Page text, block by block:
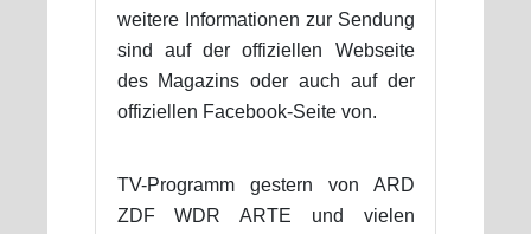
weitere Informationen zur Sendung
sind auf der offiziellen Webseite
des Magazins oder auch auf der
offiziellen Facebook-Seite von.
TV-Programm gestern von ARD
ZDF WDR ARTE und vielen